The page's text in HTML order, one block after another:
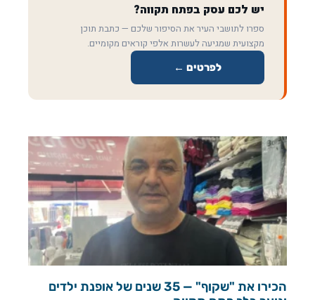
יש לכם עסק בפתח תקווה?
ספרו לתושבי העיר את הסיפור שלכם — כתבת תוכן
מקצועית שמגיעה לעשרות אלפי קוראים מקומיים.
לפרטים ←
הכירו את "שקוף" — 35 שנים של אופנת ילדים